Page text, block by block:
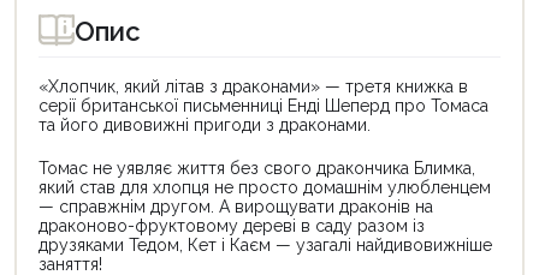
Опис
«Хлопчик, який літав з драконами» — третя книжка в
серії британської письменниці Енді Шеперд про Томаса
та його диво­вижні пригоди з драконами.
Томас не уявляє життя без свого дракончика Блимка,
який став для хлопця не просто домашнім улюбленцем
— справжнім другом. А вирощувати драконів на
драконово-фруктовому дереві в саду разом із
друзяками Тедом, Кет і Каєм — узагалі найдивовижніше
заняття!